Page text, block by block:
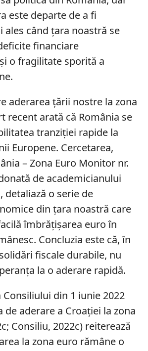
este departe de a fi
ales când țara noastră se
financiare
o fragilitate sporită a
aderarea țării nostre la zona
recent arată că România se
tranziției rapide la
Europene. Cercetarea,
– Zona Euro Monitor nr.
de academicianului
detaliază o serie de
din țara noastră care
îmbrățișarea euro în
Concluzia este că, în
fiscale durabile, nu
la o aderare rapidă.
Consiliului din 1 iunie 2022
de aderare a Croaţiei la zona
Consiliu, 2022c) reiterează
la zona euro rămâne o